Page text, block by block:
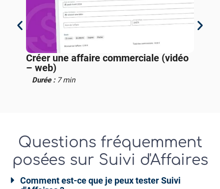
affaire commerciale (vidéo
Modifier ou
Questions fréquemment
posées sur Suivi d'Affaires
Comment est-ce que je peux tester Suivi